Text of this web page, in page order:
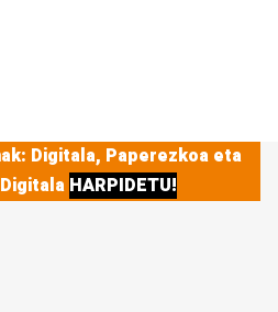
Digitala, Paperezkoa eta
HARPIDETU!